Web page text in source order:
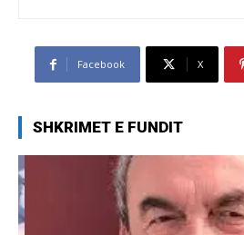
Facebook X
SHKRIMET E FUNDIT